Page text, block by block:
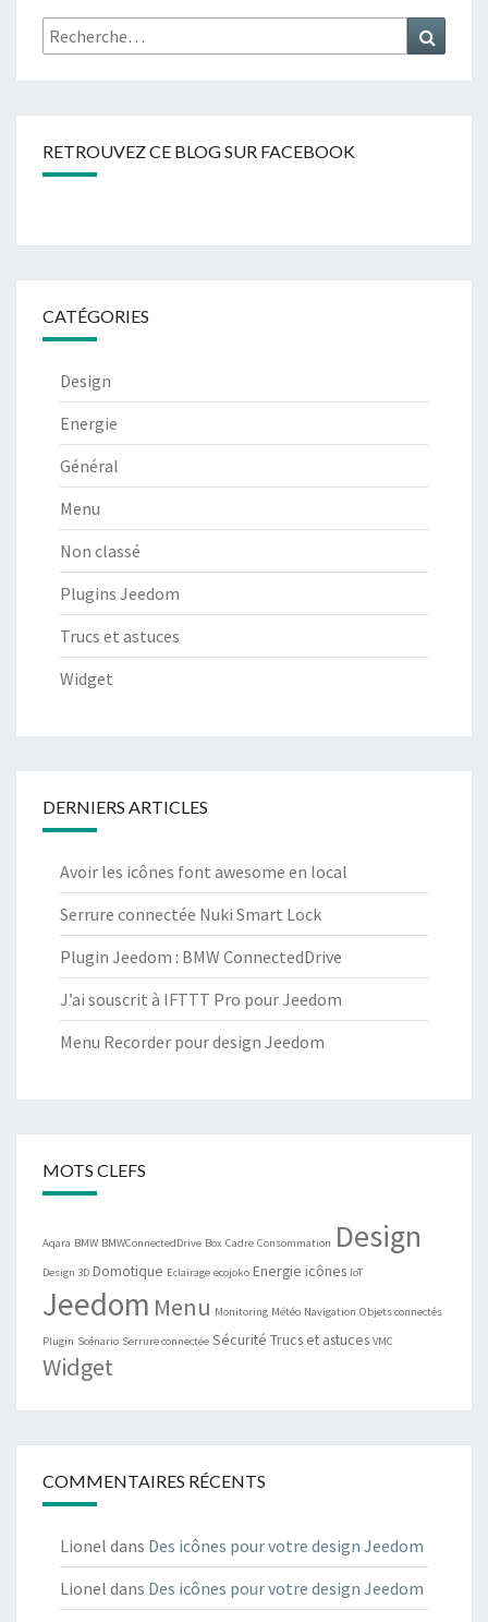
Rechercher :
RETROUVEZ CE BLOG SUR FACEBOOK
CATÉGORIES
Design
Energie
Général
Menu
Non classé
Plugins Jeedom
Trucs et astuces
Widget
DERNIERS ARTICLES
Avoir les icônes font awesome en local
Serrure connectée Nuki Smart Lock
Plugin Jeedom : BMW ConnectedDrive
J’ai souscrit à IFTTT Pro pour Jeedom
Menu Recorder pour design Jeedom
MOTS CLEFS
Aqara BMW BMWConnectedDrive Box Cadre Consommation Design
Design 3D Domotique Eclairage ecojoko Energie icônes IoT
Jeedom Menu Monitoring Météo Navigation Objets connectés
Plugin Scénario Serrure connectée Sécurité Trucs et astuces VMC
Widget
COMMENTAIRES RÉCENTS
Lionel dans Des icônes pour votre design Jeedom
Lionel dans Des icônes pour votre design Jeedom